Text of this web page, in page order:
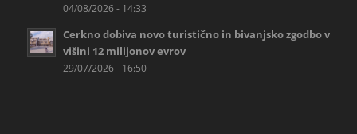
04/08/2026 - 14:33
Cerkno dobiva novo turistično in bivanjsko zgodbo v
višini 12 milijonov evrov
29/07/2026 - 16:50